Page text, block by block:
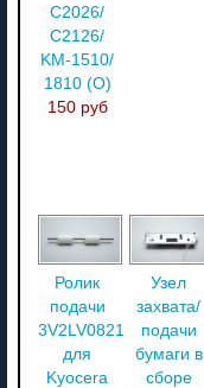
C2026/
C2126/
KM-1510/
1810 (O)
150 руб
Ролик
подачи
3V2LV08210
для
Kyocera
Узел
захвата/
подачи
бумаги в
сборе